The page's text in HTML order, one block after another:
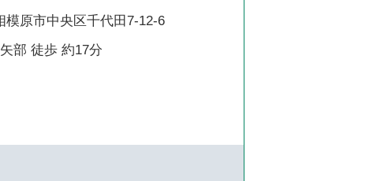
模原市中央区千代田7-12-6
部 徒歩 約17分